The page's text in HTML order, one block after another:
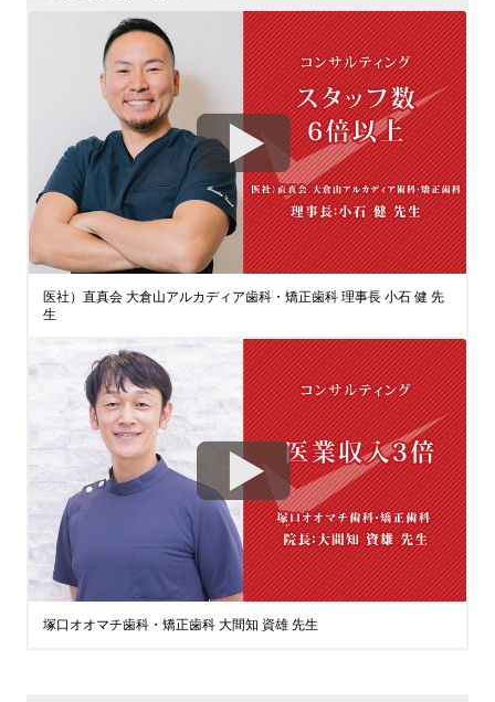
医社）直真会 大倉山アルカディア歯科・矯正歯科 理事長 小石 健 先
生
塚口オオマチ歯科・矯正歯科 大間知 資雄 先生